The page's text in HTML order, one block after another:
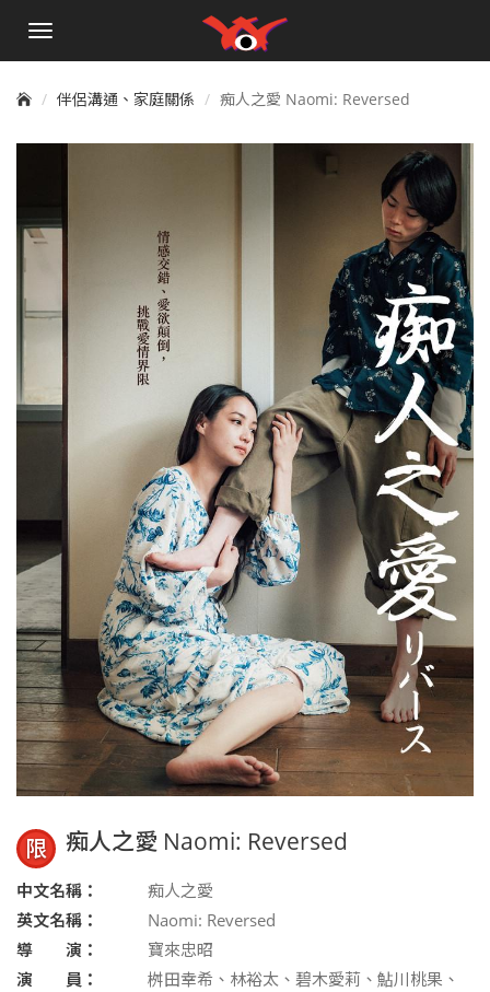
手
單
伴侶溝通、家庭關係 痴人之愛 Naomi: Reversed
限 痴人之愛 Naomi: Reversed
中文名稱：
痴人之愛
英文名稱：
Naomi: Reversed
導 演：
寶來忠昭
演 員：
桝田幸希、林裕太、碧木愛莉、鮎川桃果、